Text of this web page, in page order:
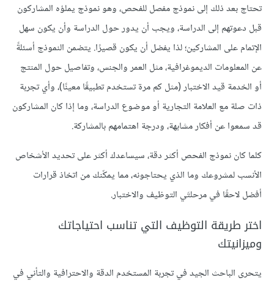
تحتاج بعد ذلك إلى نموذج مفصل للفحص، وهو نموذج يملؤه المشاركون
قبل دعوتهم إلى الدراسة، ويجب أن يدور حول الدراسة وأن يكون سهل
الإتمام على المشاركين؛ لذا يفضل أن يكون قصيرًا. يتضمن النموذج أسئلةً
عن المعلومات الديموغرافية، مثل العمر والجنس، وتفاصيل حول المنتج
أو الخدمة قيد الاختبار (مثل كم مرة تستخدم تطبيقًا معينًا)، وأي تجربة
ذات صلة مع العلامة التجارية أو موضوع الدراسة، وما إذا كان المشاركون
قد سمعوا عن أفكار مشابهة، ودرجة اهتمامهم بالمشاركة.
كلما كان نموذج الفحص أكثر دقة، سيساعدك أكثر على تحديد الأشخاص
الأنسب لمشروعك وما الذي يحتاجونه، مما يمكّنك من اتخاذ قرارات
أفضل لاحقًا في مرحلتَي التوظيف والاختبار.
اختر طريقة التوظيف التي تناسب احتياجاتك
وميزانيتك
يتحرى الباحث الجيد في تجربة المستخدم الدقة والاحترافية والتأني في